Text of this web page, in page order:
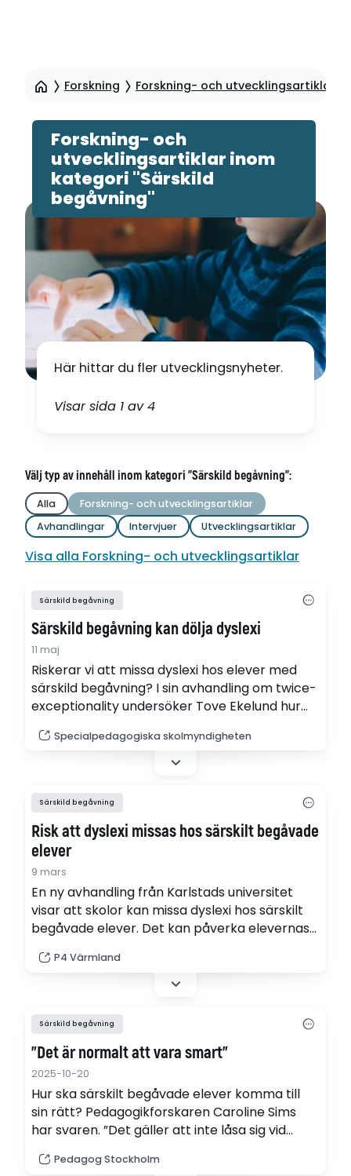
sidinnehåll
Forskning Forskning- och utvecklingsartiklar
Forskning- och
utvecklingsartiklar inom
kategori "Särskild
begåvning"
Här hittar du fler utvecklingsnyheter.
Visar sida 1 av 4
Välj typ av innehåll inom kategori "Särskild begåvning":
Alla
Forskning- och utvecklingsartiklar
Avhandlingar
Intervjuer Utvecklingsartiklar
Visa alla Forskning- och utvecklingsartiklar
Särskild begåvning
Särskild begåvning kan dölja dyslexi
11 maj
Riskerar vi att missa dyslexi hos elever med
särskild begåvning? I sin avhandling om twice-
exceptionality undersöker Tove Ekelund hur
resultaten.
Specialpedagogiska skolmyndigheten
Särskild begåvning
Risk att dyslexi missas hos särskilt begåvade
elever
9 mars
En ny avhandling från Karlstads universitet
visar att skolor kan missa dyslexi hos särskilt
begåvade elever. Det kan påverka elevernas
doktor i pedagogiskt arbete, beskriver hur
elever med andra färdigheter kan klara tester
P4 Värmland
Särskild begåvning
"Det är normalt att vara smart"
2025-10-20
Hur ska särskilt begåvade elever komma till
sin rätt? Pedagogikforskaren Caroline Sims
har svaren. ”Det gäller att inte låsa sig vid
eleverna, vad är de intresserade av, vad vill
Pedagog Stockholm